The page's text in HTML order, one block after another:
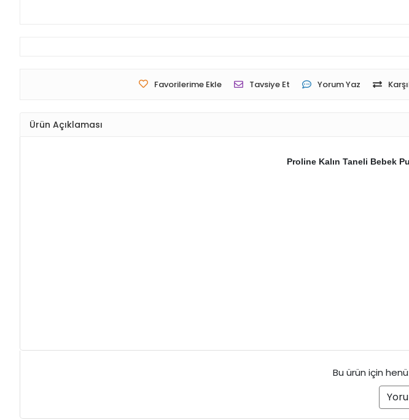
Favorilerime Ekle Tavsiye Et Yorum Yaz
Ürün Açıklaması
Proline Kalın Taneli Bebek
Bu ürün için